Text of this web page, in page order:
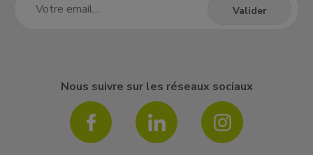
Nous suivre sur les réseaux sociaux